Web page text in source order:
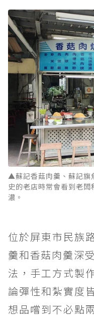
▲蘇記香菇肉羹、蘇記旗
史的老店時常會看到老
濃。
位於屏東市民族
羹和香菇肉羹深
法，手工方式製
論彈性和紮實度
想品嚐到不必點